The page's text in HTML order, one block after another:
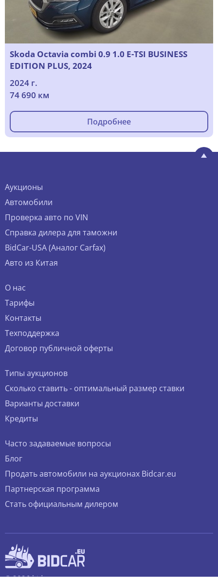
Skoda Octavia combi 0.9 1.0 E-TSI BUSINESS
EDITION PLUS, 2024
2024 г.
74 690 км
Подробнее
Аукционы
Автомобили
Проверка авто по VIN
Справка дилера для таможни
BidCar-USA (Аналог Carfax)
Авто из Китая
О нас
Тарифы
Контакты
Техподдержка
Договор публичной оферты
Типы аукционов
Сколько ставить - оптимальный размер ставки
Варианты доставки
Кредиты
Часто задаваемые вопросы
Блог
Продать автомобили на аукционах Bidcar.eu
Партнерская программа
Стать официальным дилером
© 2026 bidcar.eu